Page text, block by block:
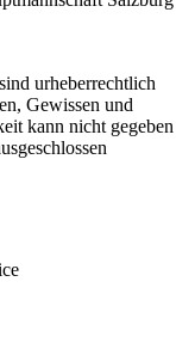
urheberrechtlich
Gewissen und
kann nicht gegeben